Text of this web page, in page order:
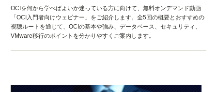
OCIを何から学べばよいか迷っている方に向けて、無料オンデマンド動画
「OCI入門者向けウェビナー」をご紹介します。全5回の概要とおすすめの
視聴ルートを通じて、OCIの基本や強み、データベース、セキュリティ、
VMware移行のポイントを分かりやすくご案内します。